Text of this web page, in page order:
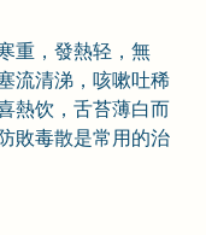
重，發熱轻，無
流清涕，咳嗽吐稀
熱饮，舌苔薄白而
敗毒散是常用的治